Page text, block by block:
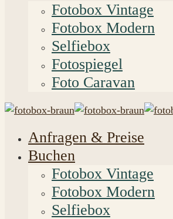
Fotobox Vintage
Fotobox Modern
Selfiebox
Fotospiegel
Foto Caravan
Anfragen & Preise
Buchen
Fotobox Vintage
Fotobox Modern
Selfiebox